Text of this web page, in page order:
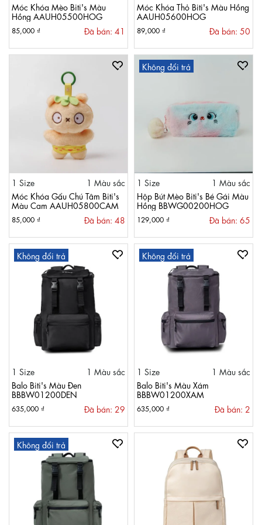
Móc Khóa Mèo Biti's Màu
Hồng AAUH05500HOG
85,000 ₫ Đã bán: 41
Móc Khóa Thỏ Biti's Màu Hồng
AAUH05600HOG
89,000 ₫ Đã bán: 50
1 Size
1 Màu sắc
Móc Khóa Gấu Chú Tâm Biti's
Màu Cam AAUH05800CAM
85,000 ₫ Đã bán: 48
Không đổi trả
1 Size
1 Màu sắc
Hộp Bút Mèo Biti's Bé Gái Màu
Hồng BBWG00200HOG
129,000 ₫ Đã bán: 65
Không đổi trả
1 Size
1 Màu sắc
Balo Biti's Màu Đen
BBBW01200DEN
635,000 ₫ Đã bán: 29
Không đổi trả
1 Size
1 Màu sắc
Balo Biti's Màu Xám
BBBW01200XAM
635,000 ₫ Đã bán: 2
Không đổi trả